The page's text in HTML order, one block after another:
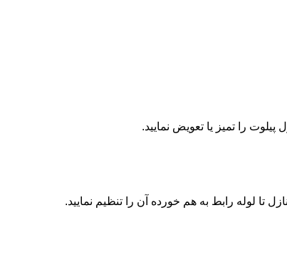
را تمیز یا تعویض نمایید.
تا لوله رابط به هم خورده آن را تنظیم نمایید.